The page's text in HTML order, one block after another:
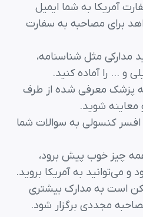
آمریکا به شما ایمیل
برای مصاحبه به سفارت
مدارکی مثل شناسنامه،
و … را آماده کنید.
پزشک معرفی شده از طرف
معاینه شوید.
افسر کنسولی به سوالات شما
چیز خوب پیش برود،
و می‌توانید به آمریکا بروید.
است به مدارک بیشتری
مجددی برگزار شود.